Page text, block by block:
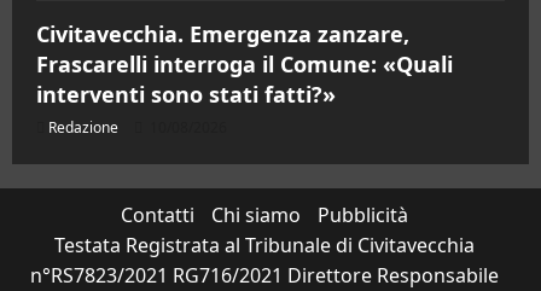
Civitavecchia. Emergenza zanzare,
Frascarelli interroga il Comune: «Quali
interventi sono stati fatti?»
Redazione
Contatti Chi siamo
Pubblicità
Testata Registrata al Tribunale di Civitavecchia
n°RS7823/2021 RG716/2021 Direttore Responsabile